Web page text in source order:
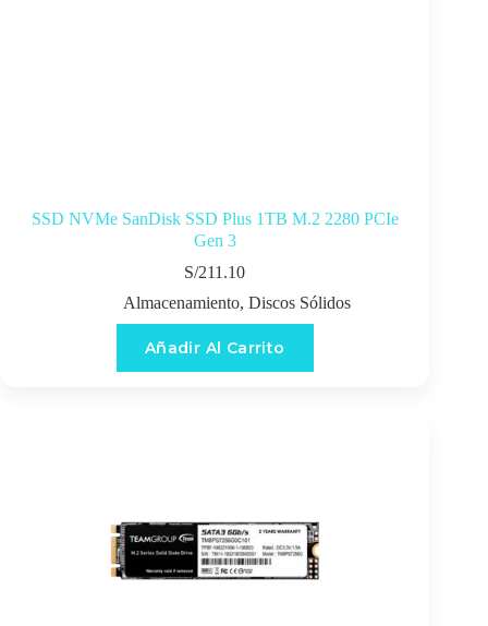
SSD NVMe SanDisk SSD Plus 1TB M.2 2280 PCIe
Gen 3
S/211.10
Almacenamiento, Discos Sólidos
Añadir Al Carrito